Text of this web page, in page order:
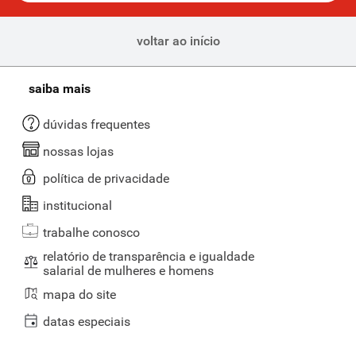
voltar ao início
saiba mais
dúvidas frequentes
nossas lojas
política de privacidade
institucional
trabalhe conosco
relatório de transparência e igualdade
salarial de mulheres e homens
mapa do site
datas especiais